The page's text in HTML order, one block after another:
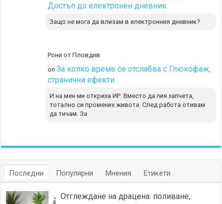
Достъп до електронен дневник
Защо не мога да влизам в електронния дневник?
Рони от Пловдив
onЗа колко време се отслабва с Глюкофаж,
странични ефекти
И на мен ми откриха ИР. Вместо да пия хапчета,
тотално си промених живота. След работа отивам
да тичам. За
Последни Популярни Мнения Етикети
Отглеждане на драцена: поливане,